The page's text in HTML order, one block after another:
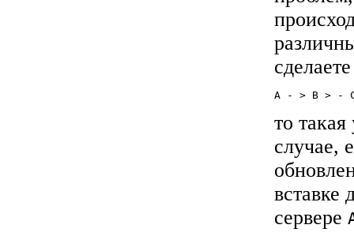
то такая
случае,
вставке
сервере